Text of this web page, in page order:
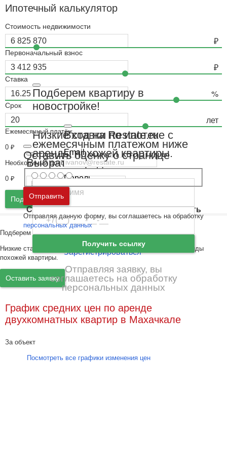
Выбрать город
Москва и
Московская область
Санкт-Петербург иЛенинградская область
Вход на Restate.ru
Email
Пароль
Войти Забыли пароль
Ещё нет аккаунта?
Зарегистрироваться
Ипотечный калькулятор
Стоимость недвижимости
Первоначальный взнос
Ставка
Срок
Ежемесячный платёж
0 ₽
Необходимый доход
0 ₽
Подать заявку
Подберем квартиру в новостройке!
Низкие ставки по ипотеке с ежемесячным платежом ниже аренды
похожей квартиры.
Оставить заявку
Подберем квартиру в
новостройке!
Низкие ставки по ипотеке с
ежемесячным платежом ниже
аренды похожей квартиры.
Получить ссылку
Отправляя заявку, вы
соглашаетесь на обработку
персональных данных
График средних цен по аренде
двухкомнатных квартир в Махачкале
За объект
Посмотреть все графики изменения цен
Оставить оценку о странице
Отправить
Отправляя данную форму, вы соглашаетесь на обработку
персональных данных